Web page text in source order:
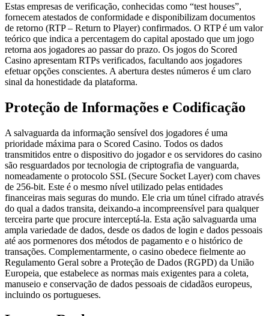
Estas empresas de verificação, conhecidas como “test houses”,
fornecem atestados de conformidade e disponibilizam documentos
de retorno (RTP – Return to Player) confirmados. O RTP é um valor
teórico que indica a percentagem do capital apostado que um jogo
retorna aos jogadores ao passar do prazo. Os jogos do Scored
Casino apresentam RTPs verificados, facultando aos jogadores
efetuar opções conscientes. A abertura destes números é um claro
sinal da honestidade da plataforma.
Proteção de Informações e Codificação
A salvaguarda da informação sensível dos jogadores é uma
prioridade máxima para o Scored Casino. Todos os dados
transmitidos entre o dispositivo do jogador e os servidores do casino
são resguardados por tecnologia de criptografia de vanguarda,
nomeadamente o protocolo SSL (Secure Socket Layer) com chaves
de 256-bit. Este é o mesmo nível utilizado pelas entidades
financeiras mais seguras do mundo. Ele cria um túnel cifrado através
do qual a dados transita, deixando-a incompreensível para qualquer
terceira parte que procure interceptá-la. Esta ação salvaguarda uma
ampla variedade de dados, desde os dados de login e dados pessoais
até aos pormenores dos métodos de pagamento e o histórico de
transações. Complementarmente, o casino obedece fielmente ao
Regulamento Geral sobre a Proteção de Dados (RGPD) da União
Europeia, que estabelece as normas mais exigentes para a coleta,
manuseio e conservação de dados pessoais de cidadãos europeus,
incluindo os portugueses.